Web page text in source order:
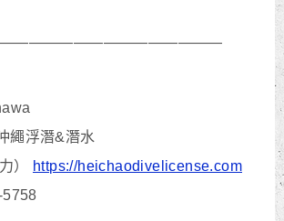
繩浮潛&潛水
）
https://heichaodivelicense.com